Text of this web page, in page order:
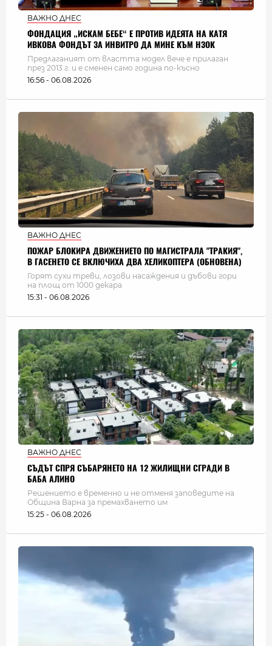
ВАЖНО ДНЕС
ФОНДАЦИЯ „ИСКАМ БЕБЕ“ Е ПРОТИВ ИДЕЯТА НА КАТЯ
ИВКОВА ФОНДЪТ ЗА ИНВИТРО ДА МИНЕ КЪМ НЗОК
Предлаганият от властта модел вече е прилаган
през 2013 г. и е сменен само година по-късно
16:56 - 06.08.2026
ВАЖНО ДНЕС
ПОЖАР БЛОКИРА ДВИЖЕНИЕТО ПО МАГИСТРАЛА "ТРАКИЯ",
В ГАСЕНЕТО СЕ ВКЛЮЧИХА ДВА ХЕЛИКОПТЕРА (ОБНОВЕНА)
Горят сухи треви, лозови насаждения и дъбови гори
на площ от 1000 декара
15:31 - 06.08.2026
ВАЖНО ДНЕС
СЪДЪТ СПРЯ СЪБАРЯНЕТО НА 12 ЖИЛИЩНИ СГРАДИ В
БАБА АЛИНО
Решението е временно и не отменя заповедите на
Община Варна за премахването им
15:25 - 06.08.2026